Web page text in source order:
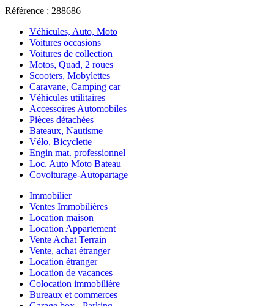
Référence : 288686
Véhicules, Auto, Moto
Voitures occasions
Voitures de collection
Motos, Quad, 2 roues
Scooters, Mobylettes
Caravane, Camping car
Véhicules utilitaires
Accessoires Automobiles
Pièces détachées
Bateaux, Nautisme
Vélo, Bicyclette
Engin mat. professionnel
Loc. Auto Moto Bateau
Covoiturage-Autopartage
Immobilier
Ventes Immobilières
Location maison
Location Appartement
Vente Achat Terrain
Vente, achat étranger
Location étranger
Location de vacances
Colocation immobilière
Bureaux et commerces